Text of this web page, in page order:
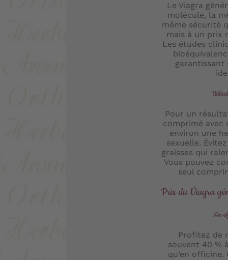
Le Viagra
molécule, la
même sécurité
mais à un prix
Les études
garantissant
Pour un
comprimé avec
environ une
sexuelle.
graisses qui
Vous pouvez
seul
Prix du Viagra
Nos
Profitez de
souvent 40 %
qu’en officine.